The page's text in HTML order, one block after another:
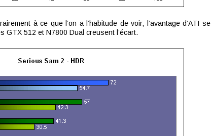
à ce que l’on a l’habitude de voir, l’avantage d’ATI se
GTX 512 et N7800 Dual creusent l’écart.